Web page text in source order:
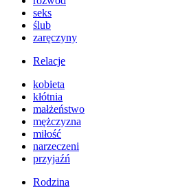
seks
ślub
zaręczyny
Relacje
kobieta
kłótnia
małżeństwo
mężczyzna
miłość
narzeczeni
przyjaźń
Rodzina